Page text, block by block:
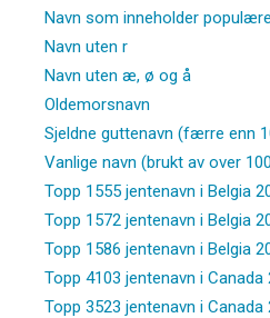
Navn som inneholder
Navn uten r
Navn uten æ, ø og å
Oldemorsnavn
Sjeldne guttenavn (færre enn
Vanlige navn (brukt av over
Topp 1555 jentenavn i Belgia
Topp 1572 jentenavn i Belgia
Topp 1586 jentenavn i Belgia
Topp 4103 jentenavn i Canada
Topp 3523 jentenavn i Canada